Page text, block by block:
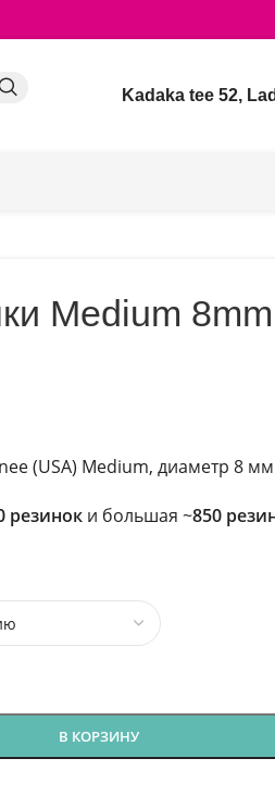
Kadaka tee 52,
Medium
(USA) Medium, диаметр 8 мм
резинок и большая ~850
В КОРЗИНУ